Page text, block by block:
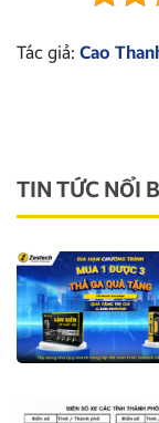
Tác giả: Cao
TIN TỨC NỔI